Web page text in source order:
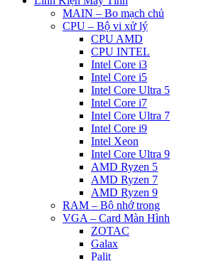
MAIN – Bo mạch chủ
CPU – Bộ vi xử lý
CPU AMD
CPU INTEL
Intel Core i3
Intel Core i5
Intel Core Ultra 5
Intel Core i7
Intel Core Ultra 7
Intel Core i9
Intel Xeon
Intel Core Ultra 9
AMD Ryzen 5
AMD Ryzen 7
AMD Ryzen 9
RAM – Bộ nhớ trong
VGA – Card Màn Hình
ZOTAC
Galax
Palit